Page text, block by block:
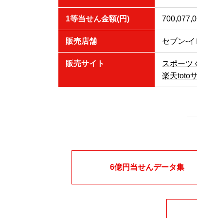
1等当せん金額(円)
販売店舗 セブン‐
販売サイト スポーツ
楽天toto
6億円当せんデータ集